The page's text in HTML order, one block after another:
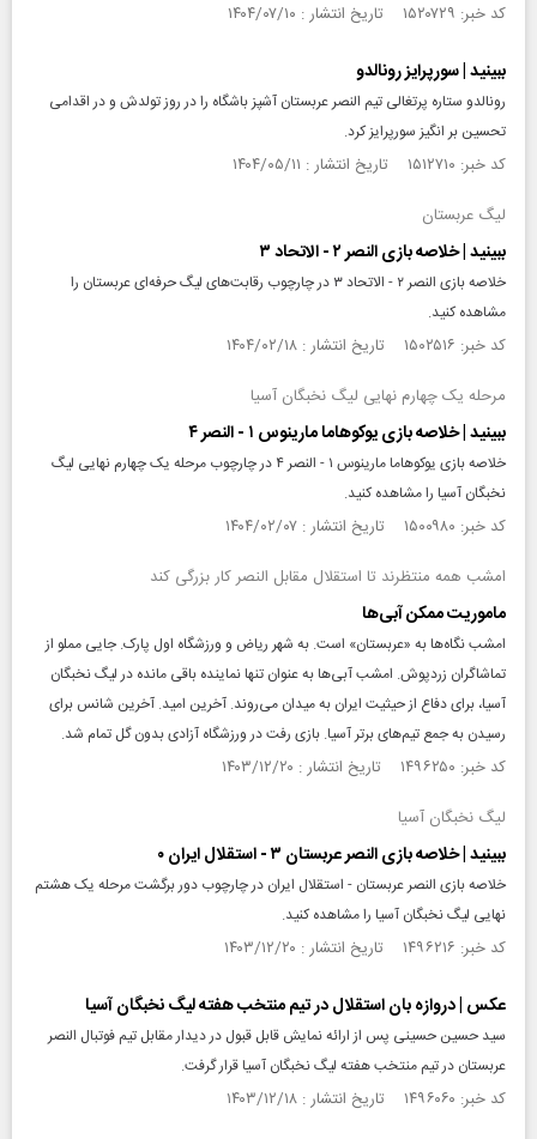
کد خبر: ۱۵۲۰۷۲۹ تاریخ انتشار : ۱۴۰۴/۰۷/۱۰
ببینید | سورپرایز رونالدو
رونالدو ستاره پرتغالی تیم النصر عربستان آشپز باشگاه را در روز تولدش و در اقدامی
تحسین بر انگیز سورپرایز کرد.
کد خبر: ۱۵۱۲۷۱۰ تاریخ انتشار : ۱۴۰۴/۰۵/۱۱
لیگ عربستان
ببینید | خلاصه بازی النصر ۲ - الاتحاد ۳
خلاصه بازی النصر ۲ - الاتحاد ۳ در چارچوب رقابت‌های لیگ حرفه‌ای عربستان را
مشاهده کنید.
کد خبر: ۱۵۰۲۵۱۶ تاریخ انتشار : ۱۴۰۴/۰۲/۱۸
مرحله یک چهارم نهایی لیگ نخبگان آسیا
ببینید | خلاصه بازی یوکوهاما مارینوس ۱ - النصر ۴
خلاصه بازی یوکوهاما مارینوس ۱ - النصر ۴ در چارچوب مرحله یک چهارم نهایی لیگ
نخبگان آسیا را مشاهده کنید.
کد خبر: ۱۵۰۰۹۸۰ تاریخ انتشار : ۱۴۰۴/۰۲/۰۷
امشب همه منتظرند تا استقلال مقابل النصر کار بزرگی کند
ماموریت ممکن آبی‌ها
امشب نگاه‌ها به «عربستان» است. به شهر ریاض و ورزشگاه اول پارک. جایی مملو از
تماشاگران زرد‌پوش. امشب آبی‌ها به عنوان تنها نماینده باقی مانده در لیگ نخبگان
آسیا، برای دفاع از حیثیت ایران به میدان می‌روند. آخرین امید. آخرین شانس برای
رسیدن به جمع تیم‌های برتر آسیا. بازی رفت در ورزشگاه آزادی بدون گل تمام شد.
کد خبر: ۱۴۹۶۲۵۰ تاریخ انتشار : ۱۴۰۳/۱۲/۲۰
لیگ نخبگان آسیا
ببینید | خلاصه بازی النصر عربستان ۳ - استقلال ایران ۰
خلاصه بازی النصر عربستان - استقلال ایران در چارچوب دور برگشت مرحله یک هشتم
نهایی لیگ نخبگان آسیا را مشاهده کنید.
کد خبر: ۱۴۹۶۲۱۶ تاریخ انتشار : ۱۴۰۳/۱۲/۲۰
عکس | دروازه بان استقلال در تیم منتخب هفته لیگ نخبگان آسیا
سید حسین حسینی پس از ارائه نمایش قابل قبول در دیدار مقابل تیم فوتبال النصر
عربستان در تیم منتخب هفته لیگ نخبگان آسیا قرار گرفت.
کد خبر: ۱۴۹۶۰۶۰ تاریخ انتشار : ۱۴۰۳/۱۲/۱۸